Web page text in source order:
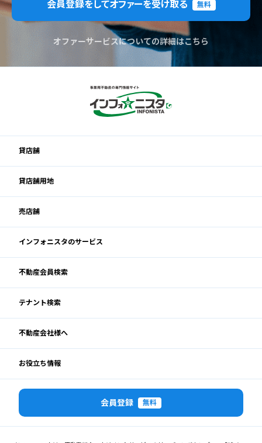
会員登録をしてオファーを受け取る 無料
オファーサービスについての詳細はこちら
貸店舗
貸店舗用地
売店舗
インフォニスタのサービス
不動産会員検索
テナント検索
不動産会社様へ
お役立ち情報
会員登録 無料